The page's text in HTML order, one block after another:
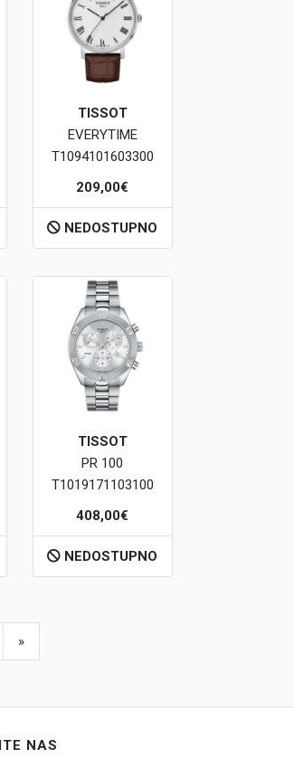
TISSOT
EVERYTIME
T1094101603300
209,00€
NEDOSTUPNO
TISSOT
PR 100
T1019171103100
408,00€
NEDOSTUPNO
»
NAS